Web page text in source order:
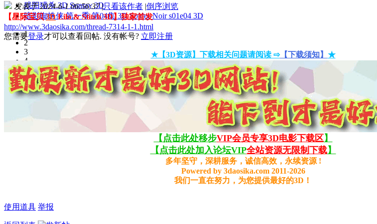
残阳猎杀 3D Sunray 3D
暗影蜘蛛侠 第一季 第04集 3D Spider-Noir s01e04 3D
1
2
3
4
5
6
发表于 2024-6-1 06:56:37 |只看该作者 |倒序浏览
【星际宝贝3DLilo & Stitch 3D】独家首发
http://www.3daosika.com/thread-7314-1-1.html
您需要登录才可以查看回帖. 没有帐号? 立即注册
★【3D资源】下载相关问题请阅读 ⇨【下载须知】 ★
【点击此处移步VIP会员专享3D电影下载区】
【点击此处加入论坛VIP全站资源无限制下载】
多年坚守，深耕服务，诚信高效，永续资源 !
Powered by 3daosika.com 2011-2026
我们一直在努力，为您提供最好的3D！
使用道具 举报